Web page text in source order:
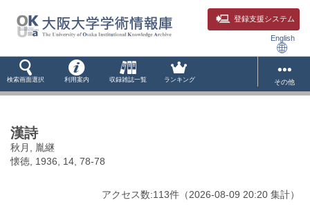
登録支援システム
English
検索画面選択 利用案内 収録雑誌一覧 ランキング その他
漢詩
秋月, 胤継
懐徳, 1936, 14, 78-78
アクセス数:113件 （2026-08-09 20:20 集計）